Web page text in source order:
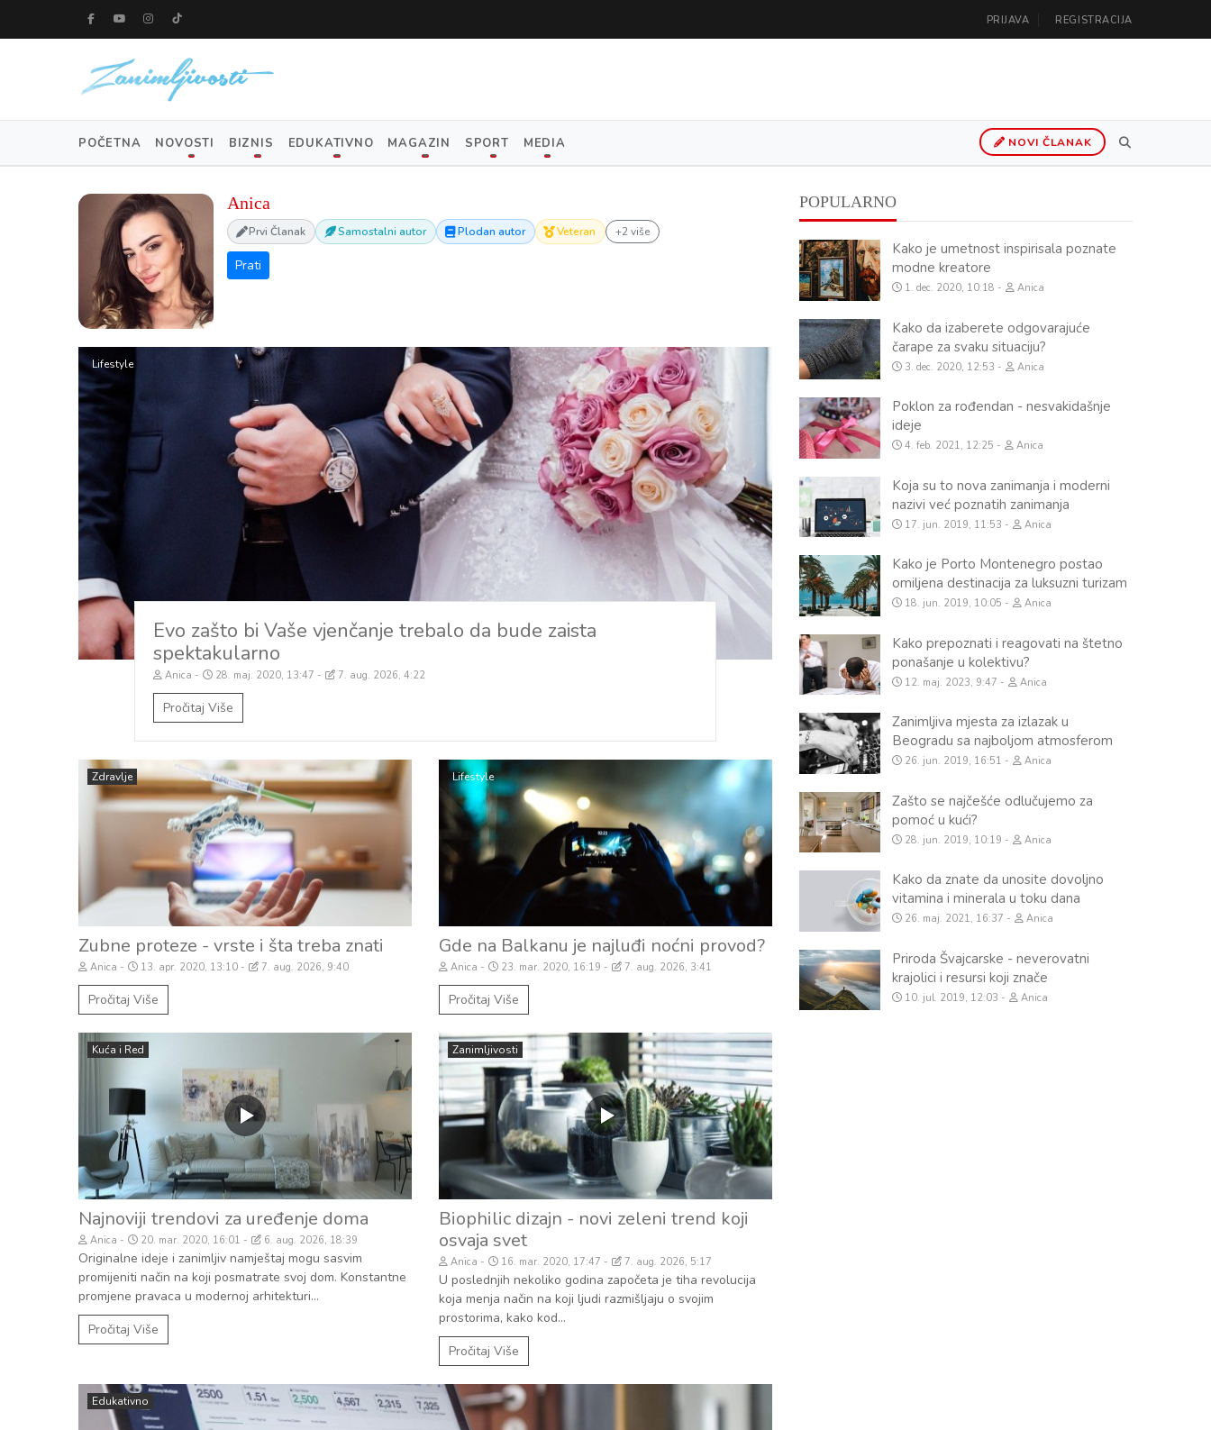
PRIJAVA REGISTRACIJA
POČETNA NOVOSTI BIZNIS EDUKATIVNO MAGAZIN SPORT MEDIA NOVI ČLANAK
Anica
Prvi Članak Samostalni autor Plodan autor Veteran +2 više
Lifestyle
Evo zašto bi Vaše vjenčanje trebalo da bude zaista
spektakularno
Anica 28. maj. 2020, 13:47 7. aug. 2026, 4:22
Pročitaj Više
Zdravlje
Zubne proteze - vrste i šta treba znati
Anica 13. apr. 2020, 13:10 7. aug. 2026, 9:40
Pročitaj Više
Lifestyle
Gde na Balkanu je najluđi noćni provod?
Anica 23. mar. 2020, 16:19 7. aug. 2026, 3:41
Pročitaj Više
Kuća i Red
Najnoviji trendovi za uređenje doma
Anica 20. mar. 2020, 16:01 6. aug. 2026, 18:39
Originalne ideje i zanimljiv namještaj mogu sasvim
promijeniti način na koji posmatrate svoj dom. Konstantne
promjene pravaca u modernoj arhitekturi...
Pročitaj Više
Zanimljivosti
Biophilic dizajn - novi zeleni trend koji
osvaja svet
Anica 16. mar. 2020, 17:47 7. aug. 2026, 5:17
U poslednjih nekoliko godina započeta je tiha revolucija
koja menja način na koji ljudi razmišljaju o svojim
prostorima, kako kod...
Pročitaj Više
Edukativno
POPULARNO
Kako je umetnost inspirisala poznate
modne kreatore
1. dec. 2020, 10:18 Anica
Kako da izaberete odgovarajuće
čarape za svaku situaciju?
3. dec. 2020, 12:53 Anica
Poklon za rođendan - nesvakidašnje
ideje
4. feb. 2021, 12:25 Anica
Koja su to nova zanimanja i moderni
nazivi već poznatih zanimanja
17. jun. 2019, 11:53 Anica
Kako je Porto Montenegro postao
omiljena destinacija za luksuzni turizam
18. jun. 2019, 10:05 Anica
Kako prepoznati i reagovati na štetno
ponašanje u kolektivu?
12. maj. 2023, 9:47 Anica
Zanimljiva mjesta za izlazak u
Beogradu sa najboljom atmosferom
26. jun. 2019, 16:51 Anica
Zašto se najčešće odlučujemo za
pomoć u kući?
28. jun. 2019, 10:19 Anica
Kako da znate da unosite dovoljno
vitamina i minerala u toku dana
26. maj. 2021, 16:37 Anica
Priroda Švajcarske - neverovatni
krajolici i resursi koji znače
10. jul. 2019, 12:03 Anica